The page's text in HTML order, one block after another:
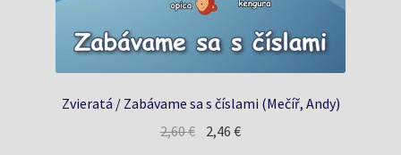
Zvieratá / Zabávame sa s číslami (Mečíř, Andy)
2,60€ Pôvodná
2,46€Aktuálna